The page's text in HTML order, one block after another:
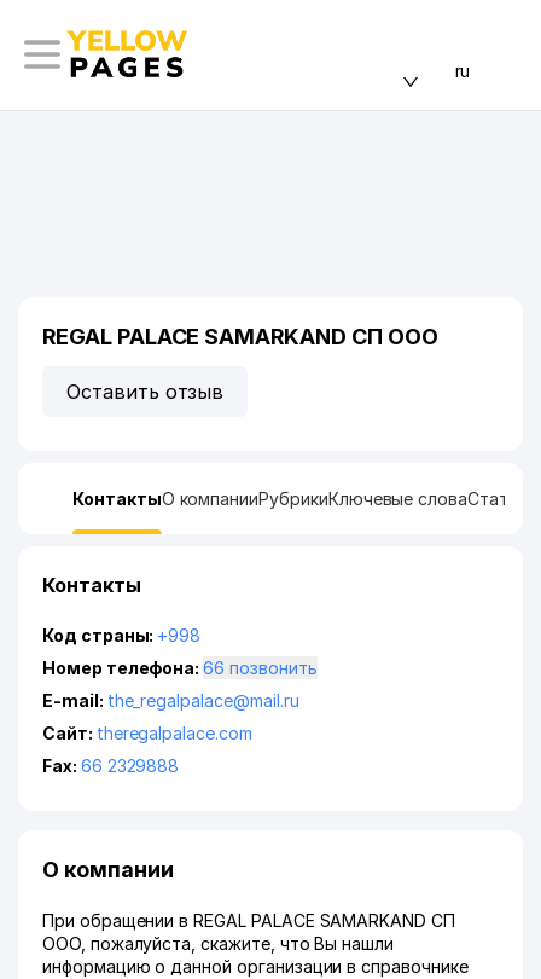
ru
REGAL PALACE SAMARKAND СП ООО
Оставить отзыв
КонтактыО компанииРубрикиКлючевые слова
Контакты
Код страны: +998
Номер телефона:
66 позвонить
E-mail: the_regalpalace@mail.ru
Сайт: theregalpalace.com
Fax: 66 2329888
О компании
При обращении в REGAL PALACE SAMARKAND СП
ООО, пожалуйста, скажите, что Вы нашли
информацию о данной организации в справочнике